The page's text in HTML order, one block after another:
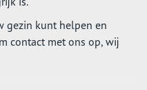
gezin kunt helpen en
contact met ons op, wij